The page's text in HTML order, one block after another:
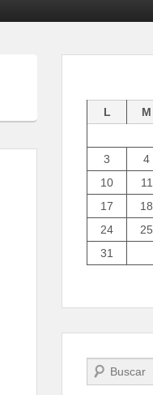
L M
3
4
10
11
17
18
24
25
31
Buscar